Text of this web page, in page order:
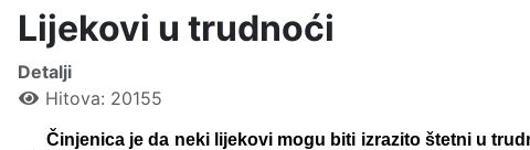
Lijekovi u trudnoći
Detalji
Hitova: 20155
Činjenica je da neki lijekovi mogu biti izrazito štetni u